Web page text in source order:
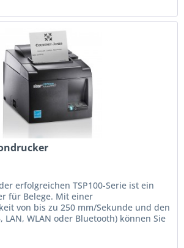
erfolgreichen TSP100-Serie ist ein
für Belege. Mit einer
von bis zu 250 mm/Sekunde und den
LAN, WLAN oder Bluetooth) können Sie